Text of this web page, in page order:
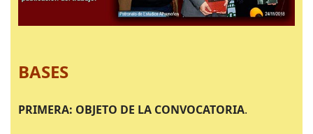
BASES
PRIMERA: OBJETO DE LA CONVOCATORIA.